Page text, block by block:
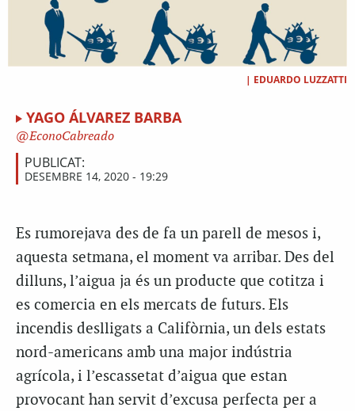
| EDUARDO LUZZATTI
YAGO ÁLVAREZ BARBA
EconoCabreado
PUBLICAT:
DESEMBRE 14, 2020 - 19:29
Es rumorejava des de fa un parell de mesos i,
aquesta setmana, el moment va arribar. Des del
dilluns, l’aigua ja és un producte que cotitza i
es comercia en els mercats de futurs. Els
incendis deslligats a Califòrnia, un dels estats
nord-americans amb una major indústria
agrícola, i l’escassetat d’aigua que estan
provocant han servit d’excusa perfecta per a